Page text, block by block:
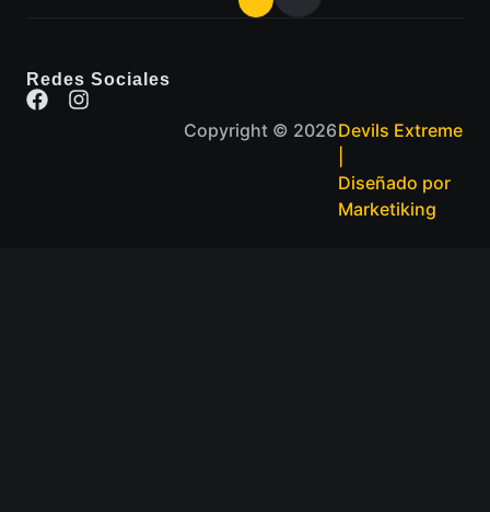
Copyright © 2026Devils Extreme
Diseñado por
Marketiking
Redes Sociales